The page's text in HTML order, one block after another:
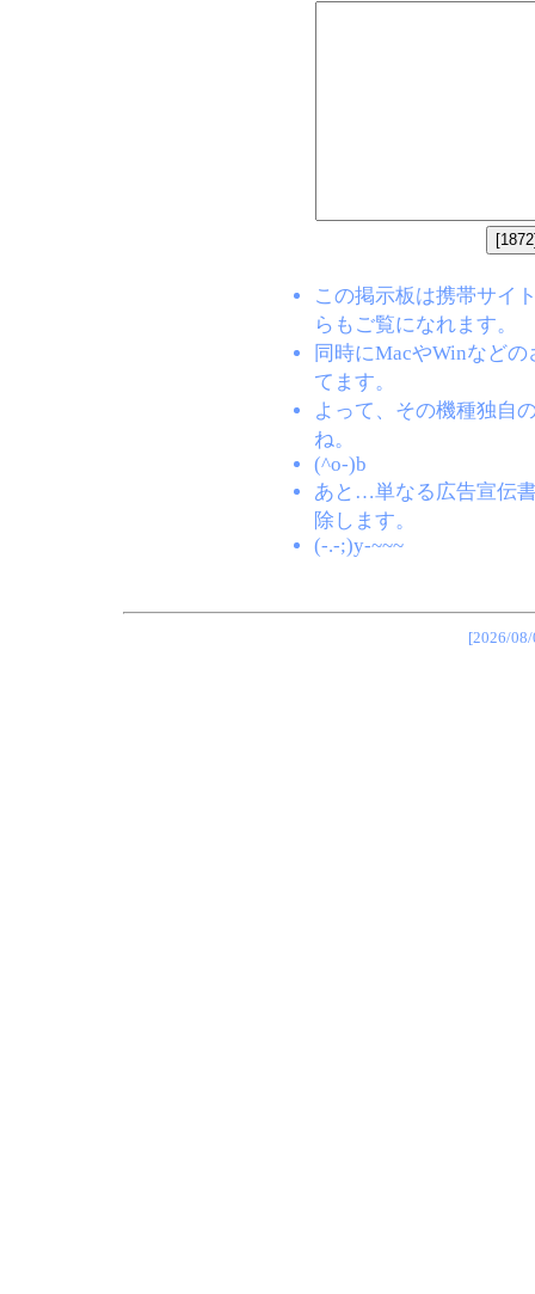
この掲示板は携帯サイ
らもご覧になれます。
同時にMacやWinなど
てます。
よって、その機種独自
ね。
(^o-)b
あと…単なる広告宣伝
除します。
(-.-;)y-~~~
[2026/